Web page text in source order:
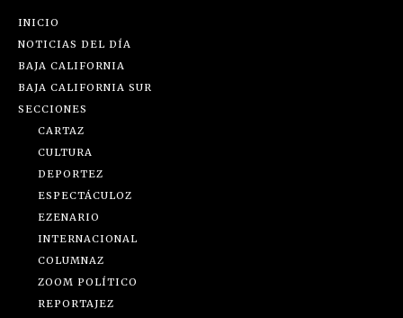
INICIO
NOTICIAS DEL DÍA
BAJA CALIFORNIA
BAJA CALIFORNIA SUR
SECCIONES
CARTAZ
CULTURA
DEPORTEZ
ESPECTÁCULOZ
EZENARIO
INTERNACIONAL
COLUMNAZ
ZOOM POLÍTICO
REPORTAJEZ